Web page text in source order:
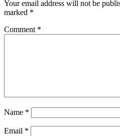
Your email address will not be
marked *
Comment *
Name *
Email *